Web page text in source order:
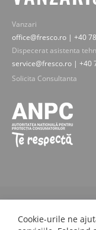
Vanzari
office@fresco.ro | +40
Dispecerat asistenta
service@fresco.ro | +40
Solicita Consultanta
textele si continutul
Cookie-urile ne